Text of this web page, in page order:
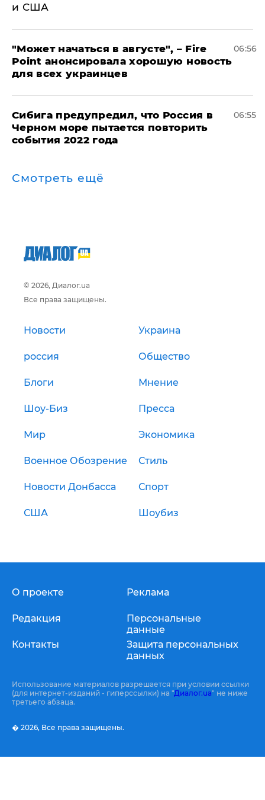
и США
"Может начаться в августе", – Fire
Point анонсировала хорошую новость
для всех украинцев
06:56
Сибига предупредил, что Россия в
Черном море пытается повторить
события 2022 года
06:55
Смотреть ещё
© 2026, Диалог.ua
Все права защищены.
Новости Украина
россия Общество
Блоги Мнение
Шоу-Биз Пресса
Мир Экономика
Военное Обозрение Стиль
Новости Донбасса Спорт
США Шоубиз
О проекте
Редакция
Контакты
Реклама
Персональные
данные
Защита персональных
данных
Использование материалов разрешается при условии ссылки
(для интернет-изданий - гиперссылки) на "Диалог.ua" не ниже
третьего абзаца.
� 2026, Все права защищены.